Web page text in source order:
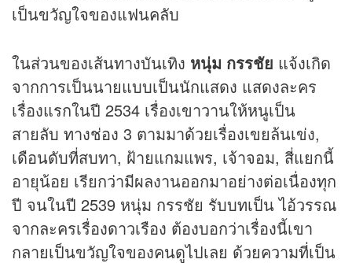
เป็นขวัญใจของแฟนคลับ
ในส่วนของเส้นทางบันเทิง หนุ่ม กรรชัย แจ้งเกิด
จากการเป็นนายแบบเป็นนักแสดง แสดงละคร
เรื่องแรกในปี 2534 เรื่องเขาวานให้หนูเป็น
สายลับ ทางช่อง 3 ตามมาด้วยเรื่องเขยล้นเข่ง,
เดือนดับที่สบทา, ฝ้ายแกมแพร, เจ้าจอม, สี่แยกนี้
อายุน้อย เรียกว่ามีผลงานออกมาอย่างต่อเนื่องทุก
ปี จนในปี 2539 หนุ่ม กรรชัย รับบทเป็น ไอ้วรรณ
จากละครเรื่องดาวเรือง ต้องบอกว่าเรื่องนี้เขา
กลายเป็นขวัญใจของคนดูไปเลย ด้วยความที่เป็น